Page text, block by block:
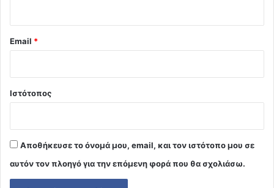
Email *
Ιστότοπος
Αποθήκευσε το όνομά μου, email, και τον ιστότοπο μου σε
αυτόν τον πλοηγό για την επόμενη φορά που θα σχολιάσω.